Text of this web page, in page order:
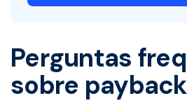
Perguntas
sobre payback